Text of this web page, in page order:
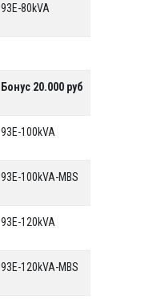
93E-80kVA
Бонус 20.000 руб
93E-100kVA
93E-100kVA-MBS
93E-120kVA
93E-120kVA-MBS